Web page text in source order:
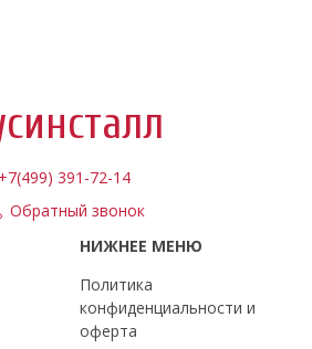
+7(499) 391-72-14
Обратный звонок
НИЖНЕЕ МЕНЮ
Политика
конфиденциальности и
оферта